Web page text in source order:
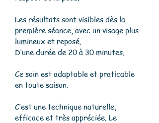
Les résultats sont visibles dès la
première séance, avec un visage plus
lumineux et reposé.
D’une durée de 20 à 30 minutes.
Ce soin est adaptable et praticable
en toute saison.
C’est une technique naturelle,
efficace et très appréciée. Le